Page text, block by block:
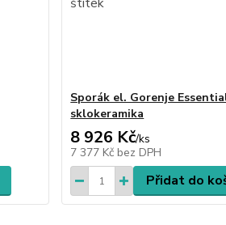
Sporák el. Gorenje
sklokeramika
8 926 Kč/ks
7 377 Kč bez DPH
Přidat do